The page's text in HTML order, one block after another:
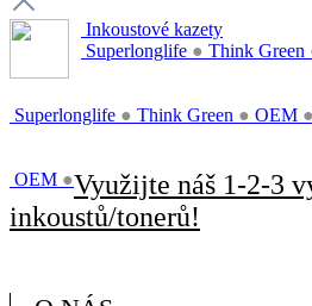
Inkoustové kazety
Superlonglife ● Think Green
Superlonglife ● Think Green ● OEM ●
OEM ●Využijte náš 1-2-3
inkoustů/tonerů!